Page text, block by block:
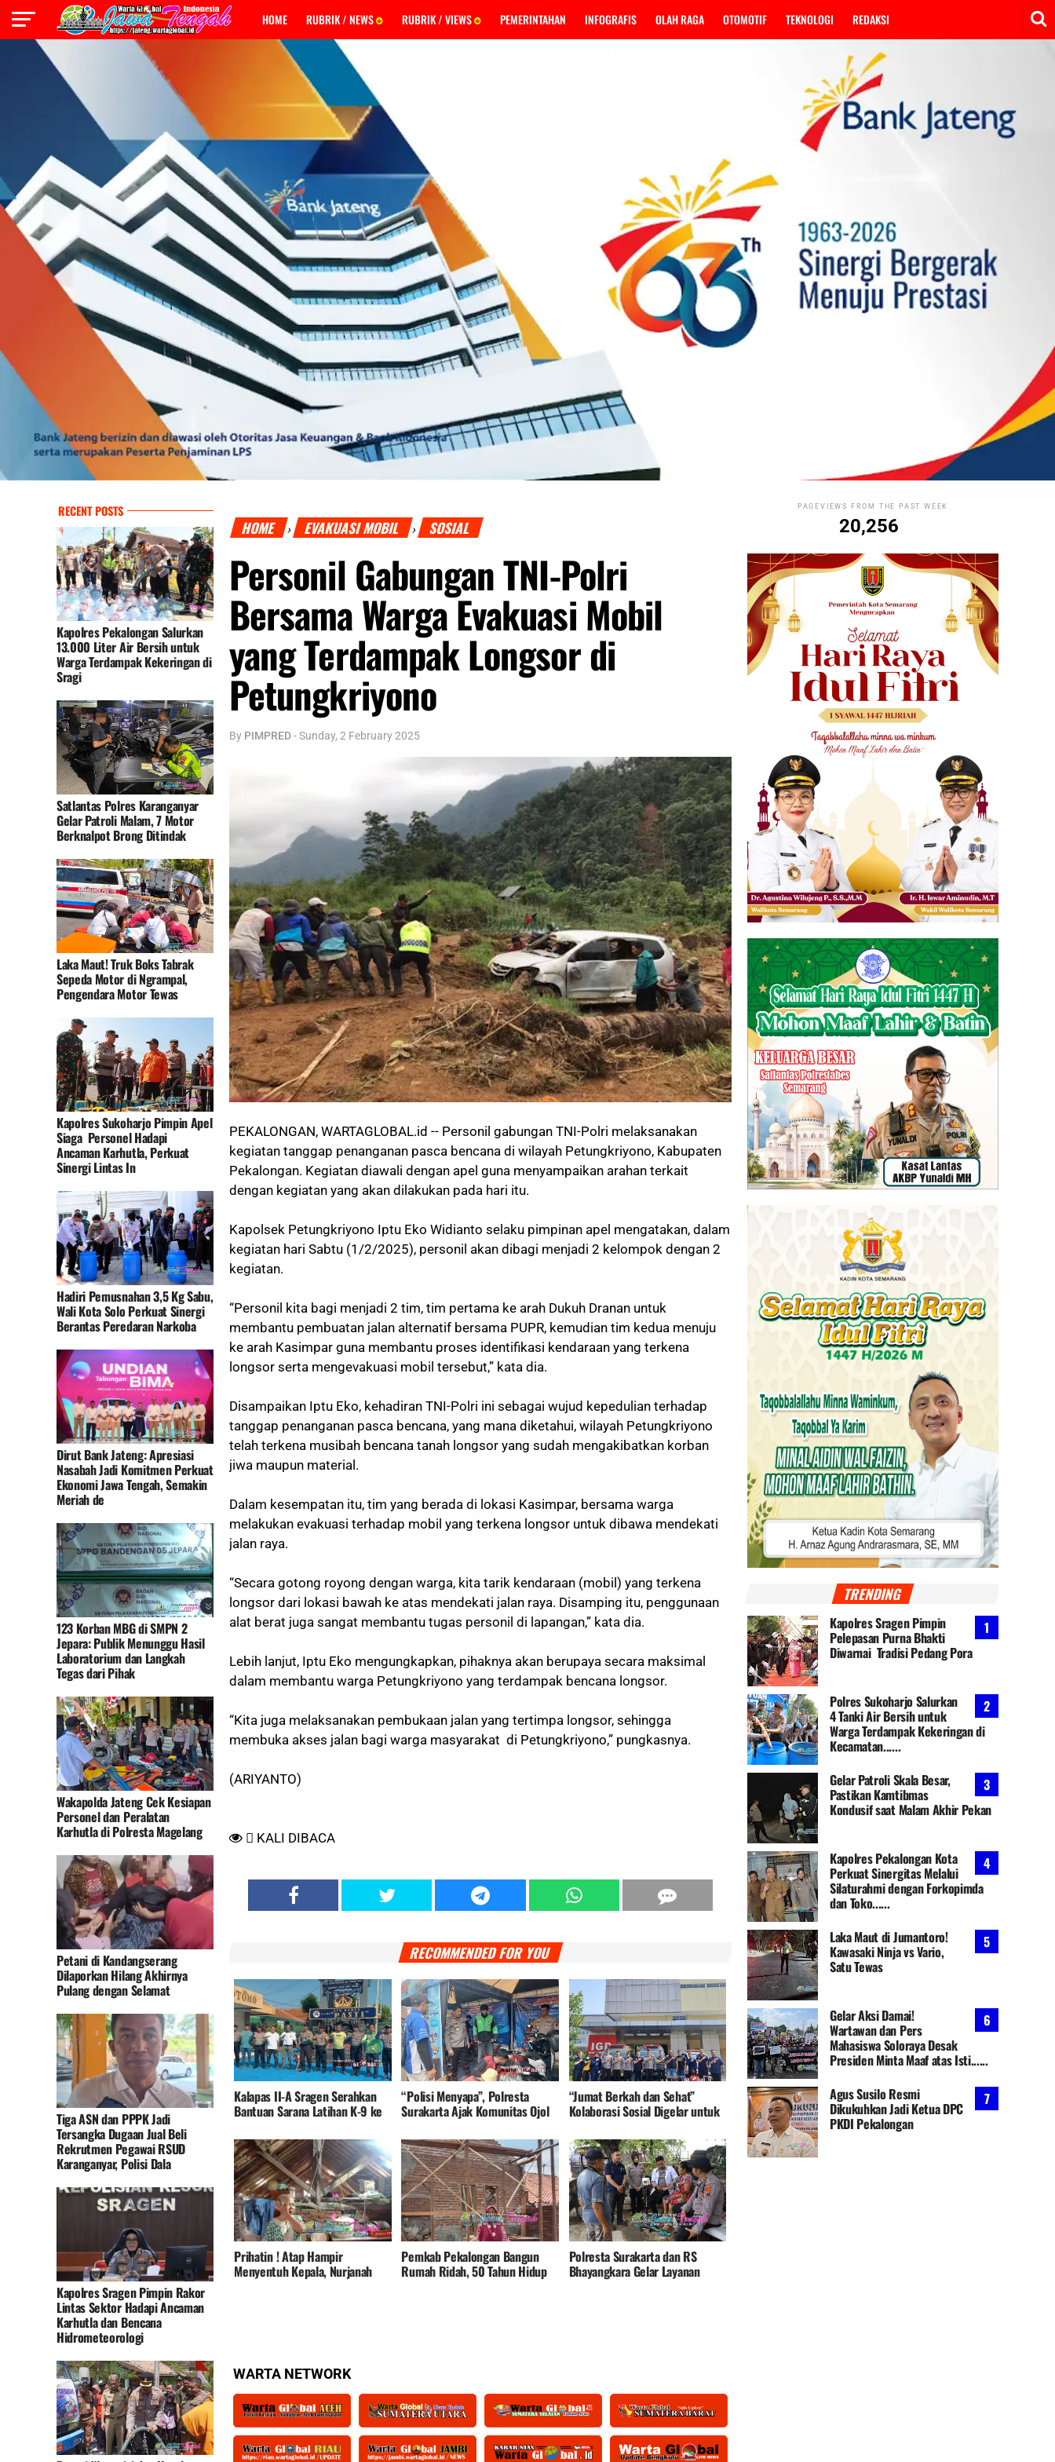
HOME RUBRIK / NEWS RUBRIK / VIEWS PEMERINTAHAN INFOGRAFIS OLAH RAGA OTOMOTIF TEKNOLOGI REDAKSI
RECENT POSTS
Kapolres Pekalongan Salurkan
13.000 Liter Air Bersih untuk
Warga Terdampak Kekeringan di
Sragi
Satlantas Polres Karanganyar
Gelar Patroli Malam, 7 Motor
Berknalpot Brong Ditindak
Laka Maut! Truk Boks Tabrak
Sepeda Motor di Ngrampal,
Pengendara Motor Tewas
Kapolres Sukoharjo Pimpin Apel
Siaga Personel Hadapi
Ancaman Karhutla, Perkuat
Sinergi Lintas In
Hadiri Pemusnahan 3,5 Kg Sabu,
Wali Kota Solo Perkuat Sinergi
Berantas Peredaran Narkoba
Dirut Bank Jateng: Apresiasi
Nasabah Jadi Komitmen Perkuat
Ekonomi Jawa Tengah, Semakin
Meriah de
123 Korban MBG di SMPN 2
Jepara: Publik Menunggu Hasil
Laboratorium dan Langkah
Tegas dari Pihak
Wakapolda Jateng Cek Kesiapan
Personel dan Peralatan
Karhutla di Polresta Magelang
Petani di Kandangserang
Dilaporkan Hilang Akhirnya
Pulang dengan Selamat
Tiga ASN dan PPPK Jadi
Tersangka Dugaan Jual Beli
Rekrutmen Pegawai RSUD
Karanganyar, Polisi Dala
Kapolres Sragen Pimpin Rakor
Lintas Sektor Hadapi Ancaman
Karhutla dan Bencana
Hidrometeorologi
HOME › EVAKUASI MOBIL › SOSIAL
Personil Gabungan TNI-Polri
Bersama Warga Evakuasi Mobil
yang Terdampak Longsor di
Petungkriyono
By PIMPRED-Sunday, 2 February 2025
PEKALONGAN, WARTAGLOBAL.id -- Personil gabungan TNI-Polri melaksanakan
kegiatan tanggap penanganan pasca bencana di wilayah Petungkriyono, Kabupaten
Pekalongan. Kegiatan diawali dengan apel guna menyampaikan arahan terkait
dengan kegiatan yang akan dilakukan pada hari itu.
Kapolsek Petungkriyono Iptu Eko Widianto selaku pimpinan apel mengatakan, dalam
kegiatan hari Sabtu (1/2/2025), personil akan dibagi menjadi 2 kelompok dengan 2
kegiatan.
“Personil kita bagi menjadi 2 tim, tim pertama ke arah Dukuh Dranan untuk
membantu pembuatan jalan alternatif bersama PUPR, kemudian tim kedua menuju
ke arah Kasimpar guna membantu proses identifikasi kendaraan yang terkena
longsor serta mengevakuasi mobil tersebut,” kata dia.
Disampaikan Iptu Eko, kehadiran TNI-Polri ini sebagai wujud kepedulian terhadap
tanggap penanganan pasca bencana, yang mana diketahui, wilayah Petungkriyono
telah terkena musibah bencana tanah longsor yang sudah mengakibatkan korban
jiwa maupun material.
Dalam kesempatan itu, tim yang berada di lokasi Kasimpar, bersama warga
melakukan evakuasi terhadap mobil yang terkena longsor untuk dibawa mendekati
jalan raya.
“Secara gotong royong dengan warga, kita tarik kendaraan (mobil) yang terkena
longsor dari lokasi bawah ke atas mendekati jalan raya. Disamping itu, penggunaan
alat berat juga sangat membantu tugas personil di lapangan,” kata dia.
Lebih lanjut, Iptu Eko mengungkapkan, pihaknya akan berupaya secara maksimal
dalam membantu warga Petungkriyono yang terdampak bencana longsor.
“Kita juga melaksanakan pembukaan jalan yang tertimpa longsor, sehingga
membuka akses jalan bagi warga masyarakat di Petungkriyono,” pungkasnya.
(ARIYANTO)
KALI DIBACA
RECOMMENDED FOR YOU
Kalapas II-A Sragen Serahkan
Bantuan Sarana Latihan K-9 ke
Polres Sragen
“Polisi Menyapa”, Polresta
Surakarta Ajak Komunitas Ojol
“Jumat Berkah dan Sehat”
Kolaborasi Sosial Digelar untuk
Warga Solo
Prihatin ! Atap Hampir
Menyentuh Kepala, Nurjanah
Pemkab Pekalongan Bangun
Rumah Ridah, 50 Tahun Hidup
Polresta Surakarta dan RS
Bhayangkara Gelar Layanan
Kesehatan Gratis dan Bagikan
WARTA NETWORK
PAGEVIEWS FROM THE PAST WEEK
20,256
TRENDING
Kapolres Sragen Pimpin
Pelepasan Purna Bhakti
Diwarnai Tradisi Pedang Pora
Polres Sukoharjo Salurkan
4 Tanki Air Bersih untuk
Warga Terdampak Kekeringan di
Kecamatan......
Gelar Patroli Skala Besar,
Pastikan Kamtibmas
Kondusif saat Malam Akhir Pekan
Kapolres Pekalongan Kota
Perkuat Sinergitas Melalui
Silaturahmi dengan Forkopimda
dan Toko......
Laka Maut di Jumantoro!
Kawasaki Ninja vs Vario,
Satu Tewas
Gelar Aksi Damai!
Wartawan dan Pers
Mahasiswa Soloraya Desak
Presiden Minta Maaf atas Isti......
Agus Susilo Resmi
Dikukuhkan Jadi Ketua DPC
PKDI Pekalongan